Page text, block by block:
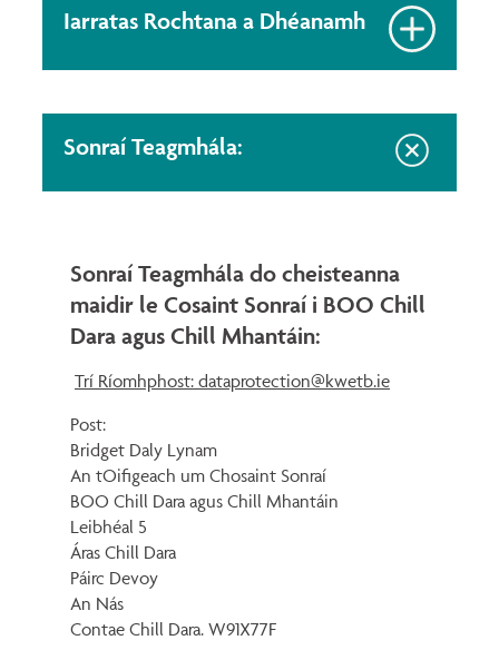
Iarratas Rochtana a Dhéanamh
Sonraí Teagmhála:
Sonraí Teagmhála do cheisteanna
maidir le Cosaint Sonraí i BOO Chill
Dara agus Chill Mhantáin:
Trí Ríomhphost: dataprotection@kwetb.ie
Post:
Bridget Daly Lynam
An tOifigeach um Chosaint Sonraí
BOO Chill Dara agus Chill Mhantáin
Leibhéal 5
Áras Chill Dara
Páirc Devoy
An Nás
Contae Chill Dara. W91X77F